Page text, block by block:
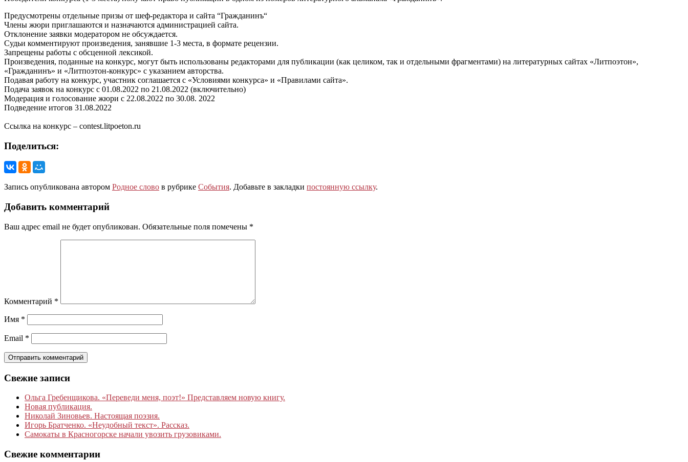
Предусмотрены отдельные призы от шеф-редактора и сайта “Гражданинъ“
Члены жюри приглашаются и назначаются администрацией сайта.
Отклонение заявки модератором не обсуждается.
Судьи комментируют произведения, занявшие 1-3 места, в формате рецензии.
Запрещены работы с обсценной лексикой.
Произведения, поданные на конкурс, могут быть использованы редакторами для публикации (как целиком, так и отдельными фрагментами) на литературных сайтах «Литпоэтон»,
«Гражданинъ» и «Литпоэтон-конкурс» с указанием авторства.
Подавая работу на конкурс, участник соглашается с «Условиями конкурса» и «Правилами сайта».
Подача заявок на конкурс с 01.08.2022 по 21.08.2022 (включительно)
Модерация и голосование жюри с 22.08.2022 по 30.08. 2022
Подведение итогов 31.08.2022
Ссылка на конкурс – contest.litpoeton.ru
Поделиться:
Запись опубликована автором Родное слово в рубрике События. Добавьте в закладки постоянную ссылку.
Добавить комментарий
Ваш адрес email не будет опубликован. Обязательные поля помечены *
Комментарий *
Имя *
Email *
Свежие записи
Ольга Гребенщикова. «Переведи меня, поэт!» Представляем новую книгу.
Новая публикация.
Николай Зиновьев. Настоящая поэзия.
Игорь Братченко. «Неудобный текст». Рассказ.
Самокаты в Красногорске начали увозить грузовиками.
Свежие комментарии